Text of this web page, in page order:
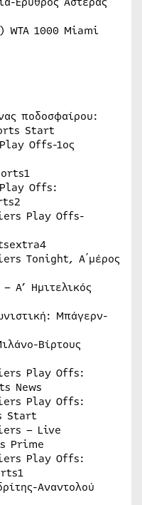
WTA 1000 Miami
ποδοσφαίρου:
Start
Offs-1ος
Offs:
Play Offs-
Tonight, Α΄μέρος
Α’ Ημιτελικός
Μπάγερν-
Βίρτους
Play Offs:
News
Play Offs:
Start
– Live
Prime
Play Offs:
Αναντολού